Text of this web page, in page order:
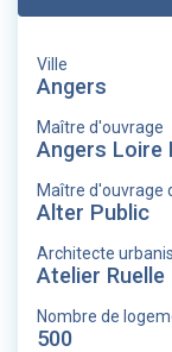
Ville
Angers
Maître d'ouvrage
Angers Loire
Maître d'ouvrage
Alter Public
Architecte
Atelier Ruelle
Nombre de
500